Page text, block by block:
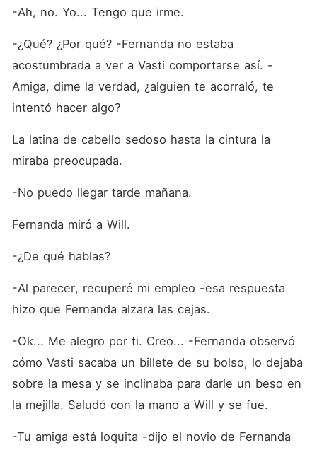
-Ah, no. Yo... Tengo que irme.
-¿Qué? ¿Por qué? -Fernanda no estaba
acostumbrada a ver a Vasti comportarse así. -
Amiga, dime la verdad, ¿alguien te acorraló, te
intentó hacer algo?
La latina de cabello sedoso hasta la cintura la
miraba preocupada.
-No puedo llegar tarde mañana.
Fernanda miró a Will.
-¿De qué hablas?
-Al parecer, recuperé mi empleo -esa respuesta
hizo que Fernanda alzara las cejas.
-Ok... Me alegro por ti. Creo... -Fernanda observó
cómo Vasti sacaba un billete de su bolso, lo dejaba
sobre la mesa y se inclinaba para darle un beso en
la mejilla. Saludó con la mano a Will y se fue.
-Tu amiga está loquita -dijo el novio de Fernanda